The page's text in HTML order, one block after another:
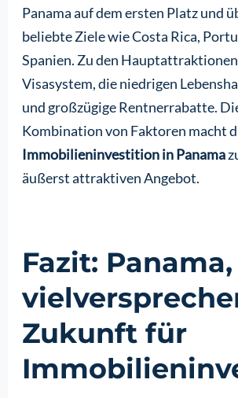
Panama auf dem ersten Platz und
beliebte Ziele wie Costa Rica,
Spanien. Zu den
Visasystem, die niedrigen
und großzügige Rentnerrabatte.
Kombination von Faktoren macht
Immobilieninvestition in Panama
äußerst attraktiven Angebot.
Fazit:
Zukunft für